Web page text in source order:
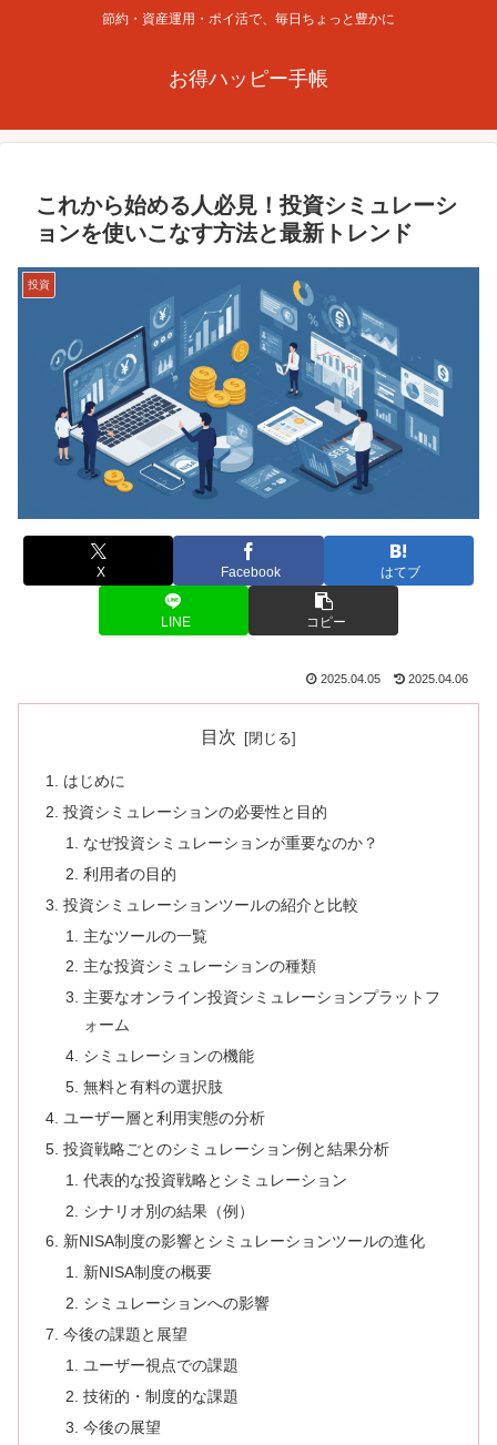
節約・資産運用・ポイ活で、毎日ちょっと豊かに
お得ハッピー手帳
これから始める人必見！投資シミュレーシ
ョンを使いこなす方法と最新トレンド
投資
X Facebook はてブ
LINE コピー
2025.04.05 2025.04.06
目次
はじめに
投資シミュレーションの必要性と目的
なぜ投資シミュレーションが重要なのか？
利用者の目的
投資シミュレーションツールの紹介と比較
主なツールの一覧
主な投資シミュレーションの種類
主要なオンライン投資シミュレーションプラットフ
ォーム
シミュレーションの機能
無料と有料の選択肢
ユーザー層と利用実態の分析
投資戦略ごとのシミュレーション例と結果分析
代表的な投資戦略とシミュレーション
シナリオ別の結果（例）
新NISA制度の影響とシミュレーションツールの進化
新NISA制度の概要
シミュレーションへの影響
今後の課題と展望
ユーザー視点での課題
技術的・制度的な課題
今後の展望